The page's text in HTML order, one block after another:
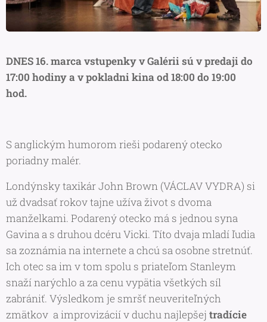
DNES 16. marca vstupenky v Galérii sú v predaji do
17:00 hodiny a v pokladni kina od 18:00 do 19:00
hod.
S anglickým humorom rieši podarený otecko
poriadny malér.
Londýnsky taxikár John Brown (VÁCLAV VYDRA) si
už dvadsať rokov tajne užíva život s dvoma
manželkami. Podarený otecko má s jednou syna
Gavina a s druhou dcéru Vicki. Títo dvaja mladí ľudia
sa zoznámia na internete a chcú sa osobne stretnúť.
Ich otec sa im v tom spolu s priateľom Stanleym
snaží narýchlo a za cenu vypätia všetkých síl
zabrániť. Výsledkom je smršť neuveriteľných
zmätkov a improvizácií v duchu najlepšej tradície